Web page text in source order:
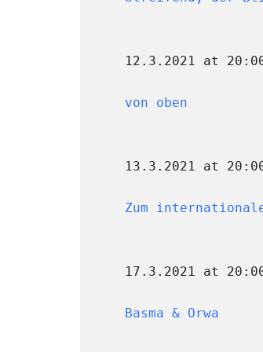
12.3.2021 at
von oben
13.3.2021 at
Zum
17.3.2021 at
Basma & Orwa